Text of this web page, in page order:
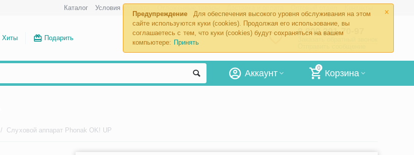
×
Предупреждение
Для обеспечения высокого уровня обслуживания на этом
сайте используются куки (cookies). Продолжая его использование, вы
соглашаетесь с тем, что куки (cookies) будут сохраняться на вашем
компьютере: Принять
Каталог Условия возврата
Хиты Подарить
8 800 201-70-97
0
Корзина
Аккаунт
/ Слуховой аппарат Phonak OK! UP